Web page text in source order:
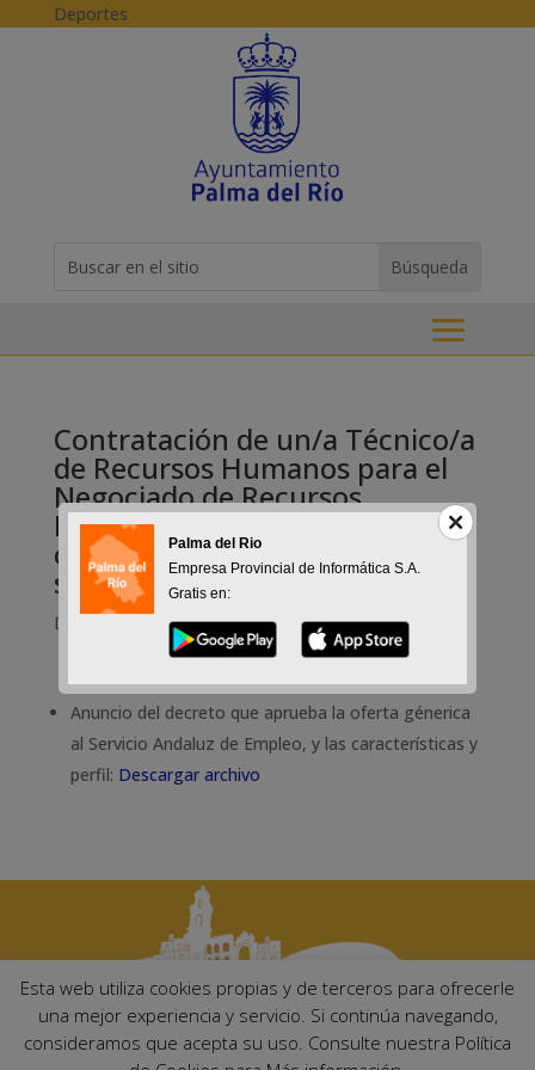
Skip to content
Deportes
for...
Contratación de un/a Técnico/a
de Recursos Humanos para el
Negociado de Recursos
Humanos a jornada completa,
como personal laboral, para la
sustitución de baja laboral.
Dic 30, 2021
Anuncio del decreto que aprueba la oferta génerica
al Servicio Andaluz de Empleo, y las características y
perfil: Descargar archivo
Ayuntamiento de Palma del Río. Plaza Mayor de Andalucía, 1 C.P:
Esta web utiliza cookies propias y de terceros para ofrecerle
una mejor experiencia y servicio. Si continúa navegando,
consideramos que acepta su uso. Consulte nuestra Política
Palma del Rio
Empresa Provincial de Informática S.A.
Gratis en: